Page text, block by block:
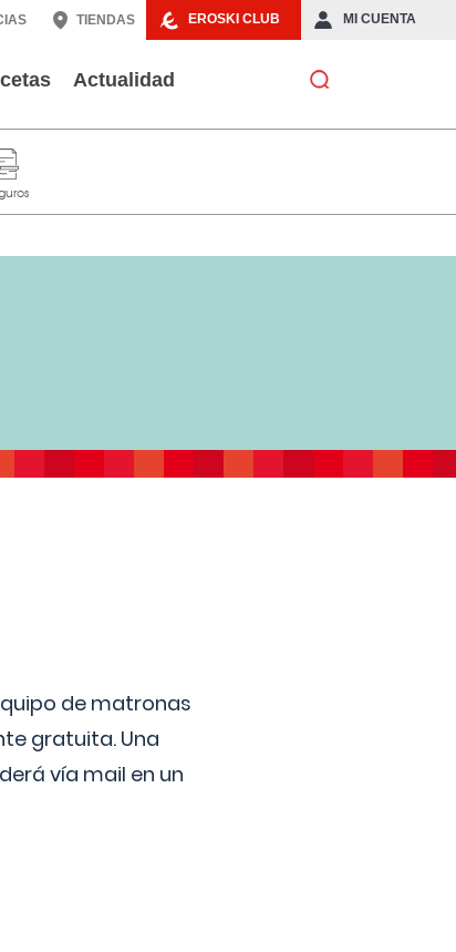
EROSKI CLUB MI CUENTA
TIENDAS
Actualidad
de matronas
gratuita. Una
vía mail en un